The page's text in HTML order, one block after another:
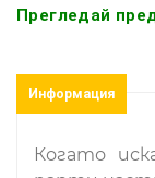
Прегледай
Информация
Когато